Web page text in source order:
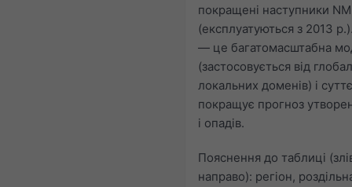
покращені наступники
(експлуатуються з 2013
— це багатомасштабна
(застосовується від
локальних доменів) і
покращує прогноз
і опадів.
Пояснення до таблиці
направо): регіон,